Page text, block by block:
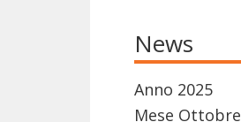
News
Anno 2025
Mese Ottobre